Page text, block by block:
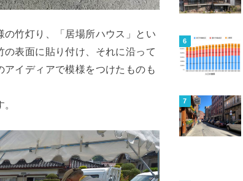
竹灯り、「居場所ハウス」とい
表面に貼り付け、それに沿って
イディアで模様をつけたものも